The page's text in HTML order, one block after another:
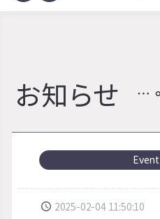
お知らせ
Event
2025-02-04 11:50:10